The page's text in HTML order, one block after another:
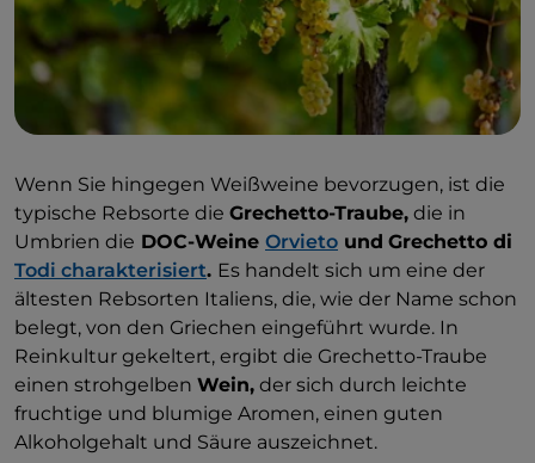
Wenn Sie hingegen Weißweine bevorzugen, ist die
typische Rebsorte die Grechetto-Traube, die in
Umbrien die DOC-Weine Orvieto und Grechetto di
Todi charakterisiert. Es handelt sich um eine der
ältesten Rebsorten Italiens, die, wie der Name schon
belegt, von den Griechen eingeführt wurde. In
Reinkultur gekeltert, ergibt die Grechetto-Traube
einen strohgelben Wein, der sich durch leichte
fruchtige und blumige Aromen, einen guten
Alkoholgehalt und Säure auszeichnet.